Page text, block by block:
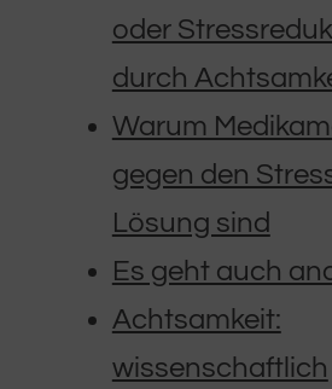
oder
durch
Warum
gegen den
Lösung sind
Es geht auch
Achtsamkeit:
wissenschaftlich